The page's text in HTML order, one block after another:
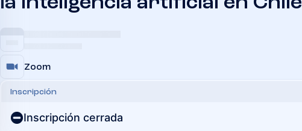
Zoom
Inscripción
Inscripción cerrada